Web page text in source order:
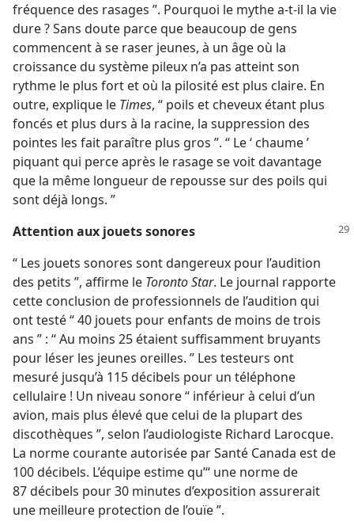
fréquence des rasages ”. Pourquoi le mythe a-​t-​il la vie
dure ? Sans doute parce que beaucoup de gens
commencent à se raser jeunes, à un âge où la
croissance du système pileux n’a pas atteint son
rythme le plus fort et où la pilosité est plus claire. En
outre, explique le Times, “ poils et cheveux étant plus
foncés et plus durs à la racine, la suppression des
pointes les fait paraître plus gros ”. “ Le ‘ chaume ’
piquant qui perce après le rasage se voit davantage
que la même longueur de repousse sur des poils qui
sont déjà longs. ”
Attention aux jouets sonores
“ Les jouets sonores sont dangereux pour l’audition
des petits ”, affirme le Toronto Star. Le journal rapporte
cette conclusion de professionnels de l’audition qui
ont testé “ 40 jouets pour enfants de moins de trois
ans ” : “ Au moins 25 étaient suffisamment bruyants
pour léser les jeunes oreilles. ” Les testeurs ont
mesuré jusqu’à 115 décibels pour un téléphone
cellulaire ! Un niveau sonore “ inférieur à celui d’un
avion, mais plus élevé que celui de la plupart des
discothèques ”, selon l’audiologiste Richard Larocque.
La norme courante autorisée par Santé Canada est de
100 décibels. L’équipe estime qu’“ une norme de
87 décibels pour 30 minutes d’exposition assurerait
une meilleure protection de l’ouïe ”.